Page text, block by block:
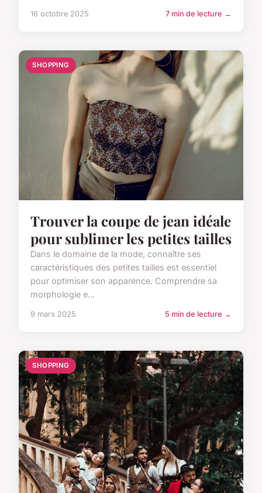
16 octobre 2025 7 min de lecture →
SHOPPING
Trouver la coupe de jean idéale
pour sublimer les petites tailles
Dans le domaine de la mode, connaître ses
caractéristiques des petites tailles est essentiel
pour optimiser son apparence. Comprendre sa
morphologie e...
9 mars 2025 5 min de lecture →
SHOPPING